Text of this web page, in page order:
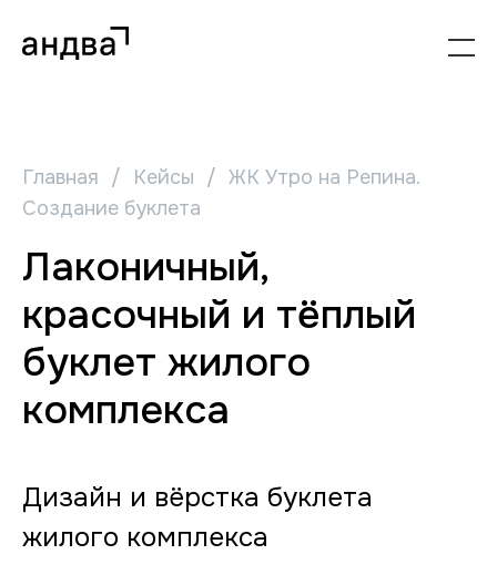
Главная / Кейсы / ЖК Утро на Репина.
Создание буклета
Лаконичный,
красочный и тёплый
буклет жилого
комплекса
Дизайн и вёрстка буклета
жилого комплекса